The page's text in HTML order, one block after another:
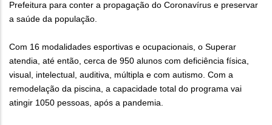
Prefeitura para conter a propagação do Coronavírus e preservar
a saúde da população.
Com 16 modalidades esportivas e ocupacionais, o Superar
atendia, até então, cerca de 950 alunos com deficiência física,
visual, intelectual, auditiva, múltipla e com autismo. Com a
remodelação da piscina, a capacidade total do programa vai
atingir 1050 pessoas, após a pandemia.